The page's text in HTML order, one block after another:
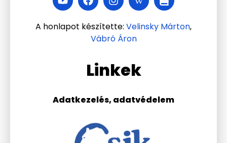
Linkek
Adatkezelés, adatvédelem
A honlapot készítette: Velinsky Márton,
Vábró Áron